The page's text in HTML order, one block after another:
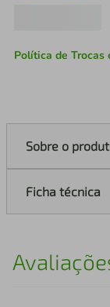
Política de Trocas
Sobre o
Ficha técnica